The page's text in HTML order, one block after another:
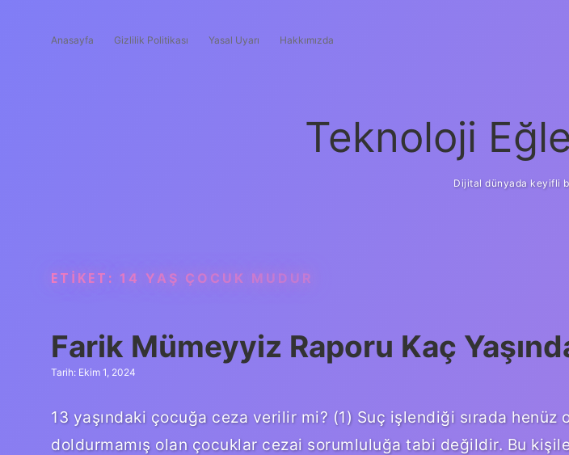
Anasayfa Gizlilik Politikası Yasal Uyarı Hakkımızda
Teknoloji
Dijital dünyada keyifli
ETIKET: 14 YAŞ ÇOCUK MUDUR
Farik Mümeyyiz Raporu Kaç
Tarih: Ekim 1, 2024
13 yaşındaki çocuğa ceza verilir mi? (1) Suç işlendiği sırada henüz
doldurmamış olan çocuklar cezai sorumluluğa tabi değildir. Bu